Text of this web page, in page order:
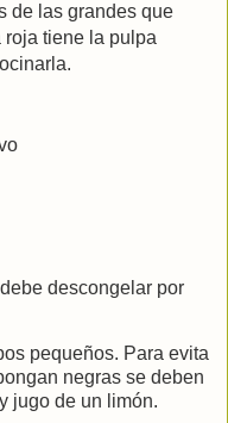
de las grandes que
roja tiene la pulpa
descongelar por
pequeños. Para evita
negras se deben
jugo de un limón.